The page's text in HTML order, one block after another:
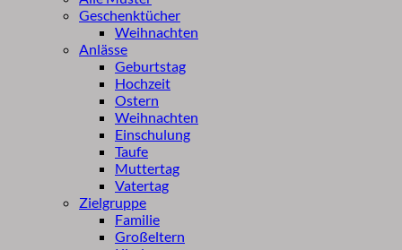
Geschenktücher
Weihnachten
Anlässe
Geburtstag
Hochzeit
Ostern
Weihnachten
Einschulung
Taufe
Muttertag
Vatertag
Zielgruppe
Familie
Großeltern